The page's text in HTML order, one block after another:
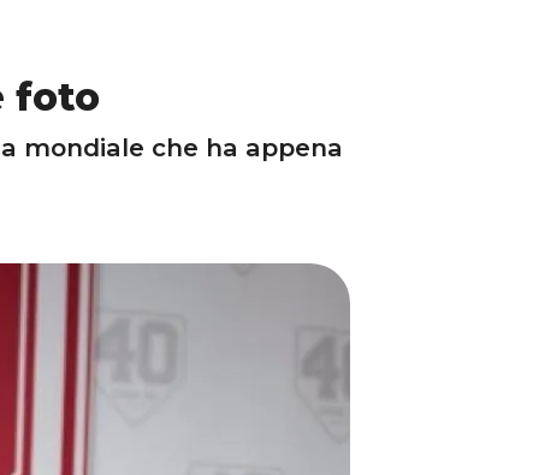
foto
mondiale che ha appena